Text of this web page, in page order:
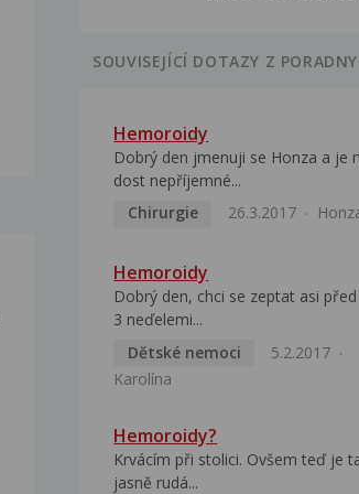
SOUVISEJÍCÍ DOTAZY Z PORADNY
Hemoroidy
Dobrý den jmenuji se Honza a je
dost nepříjemné...
Chirurgie
26.3.2017
Hemoroidy
Dobrý den, chci se zeptat asi
3 neďelemi...
Dětské nemoci
5.2.2017
Karolína
Hemoroidy?
Krvácím při stolici. Ovšem teď je
jasně rudá...